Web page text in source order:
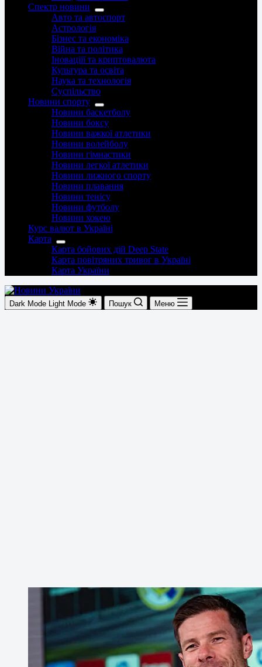
Спектр новини
Авто та автоспорт
Астрологія
Бізнес та економіка
Війна та політика
Іноваціії та криптовалюта
Культура та освіта
Наука та технологія
Суспільство
Новини спорту
Новини баскетболу
Новини боксу
Новини важкої атлетики
Новини волейболу
Новини гімнастики
Новини легкої атлетики
Новини лижного спорту
Новини плавання
Новини тенісу
Новини футболу
Новини хокею
Курс валют в Україні
Карта
Карта бойових дій Deep State
Карта повітряних тривог в Україні
Карта України
Dark Mode Light Mode Пошук Меню